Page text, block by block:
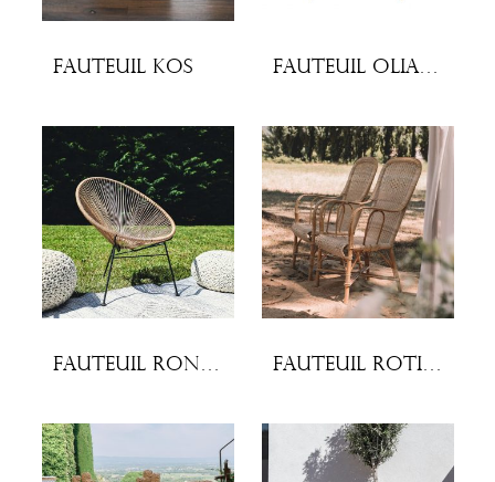
Fauteuil Kos Fauteuil Oliana
Fauteuil rond en cordes Fauteuil rotin Marcel